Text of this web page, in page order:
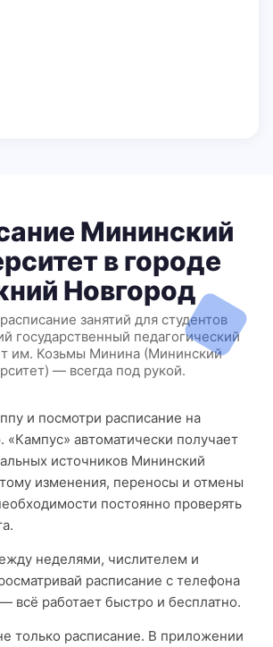
Мининский
в городе
Новгород
занятий для студентов
государственный педагогический
им. Козьмы Минина (Мининский
— всегда под рукой.
и посмотри расписание на
автоматически получает
источников Мининский
изменения, переносы и отмены
постоянно проверять
неделями, числителем и
расписание с телефона
всё работает быстро и бесплатно.
только расписание. В приложении